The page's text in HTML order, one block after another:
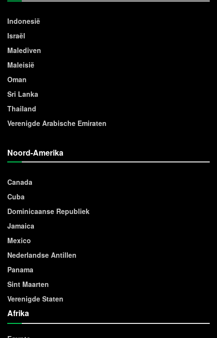
Indonesië
Israël
Malediven
Maleisië
Oman
Sri Lanka
Thailand
Verenigde Arabische Emiraten
Noord-Amerika
Canada
Cuba
Dominicaanse Republiek
Jamaica
Mexico
Nederlandse Antillen
Panama
Sint Maarten
Verenigde Staten
Afrika